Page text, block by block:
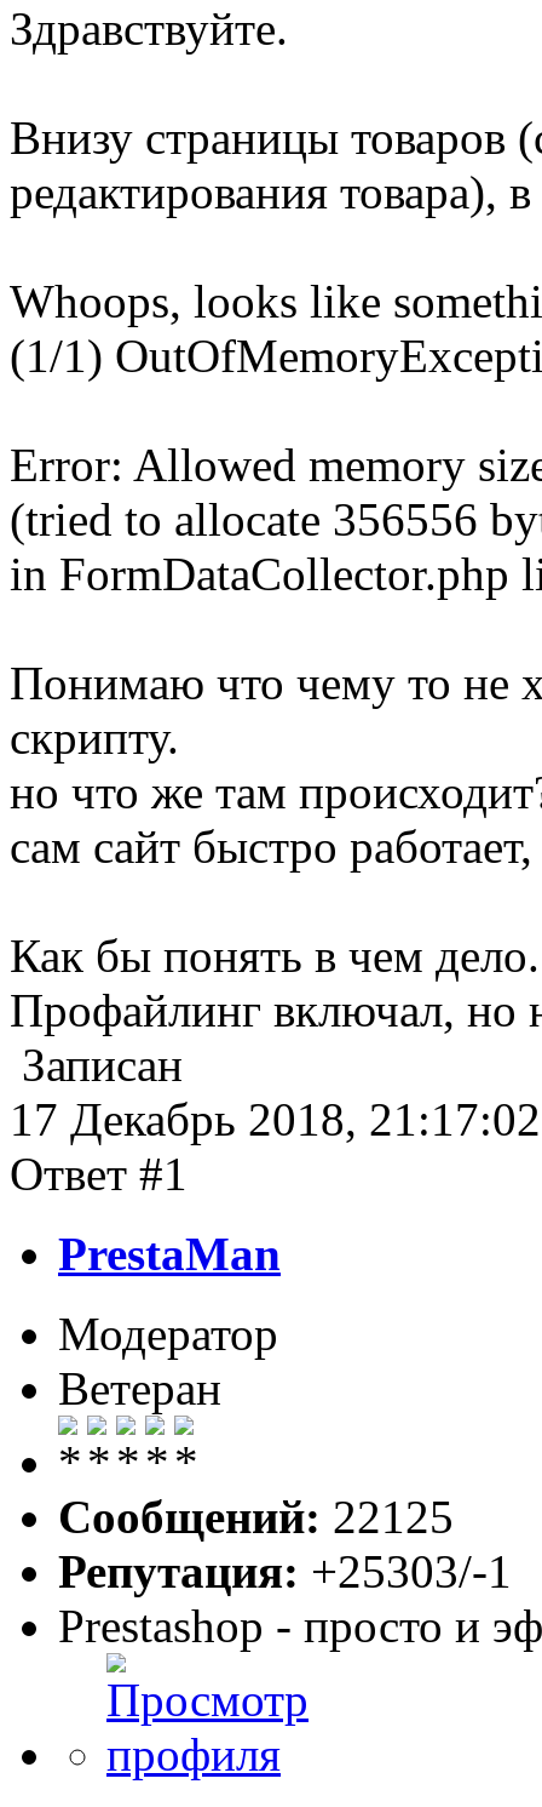
Здравствуйте.
Внизу страницы товаров
редактирования товара),
Whoops, looks like
(1/1)
Error: Allowed memory
(tried to allocate 356556
in FormDataCollector.php
Понимаю что чему то не
скрипту.
но что же там
сам сайт быстро
Как бы понять в чем дело.
Профайлинг включал, но
Записан
17 Декабрь 2018, 21:17:02
Ответ #1
PrestaMan
Модератор
Ветеран
Сообщений: 22125
Репутация: +25303/-1
Prestashop - просто и